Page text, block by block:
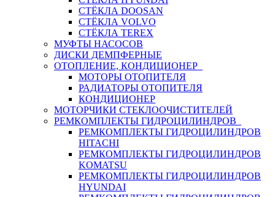
СТЁКЛА DOOSAN
СТЁКЛА VOLVO
СТЁКЛА TEREX
МУФТЫ НАСОСОВ
ДИСКИ ДЕМПФЕРНЫЕ
ОТОПЛЕНИЕ, КОНДИЦИОНЕР
МОТОРЫ ОТОПИТЕЛЯ
РАДИАТОРЫ ОТОПИТЕЛЯ
КОНДИЦИОНЕР
МОТОРЧИКИ СТЕКЛООЧИСТИТЕЛЕЙ
РЕМКОМПЛЕКТЫ ГИДРОЦИЛИНДРОВ
РЕМКОМПЛЕКТЫ ГИДРОЦИЛИНДРОВ
HITACHI
РЕМКОМПЛЕКТЫ ГИДРОЦИЛИНДРОВ
KOMATSU
РЕМКОМПЛЕКТЫ ГИДРОЦИЛИНДРОВ
HYUNDAI